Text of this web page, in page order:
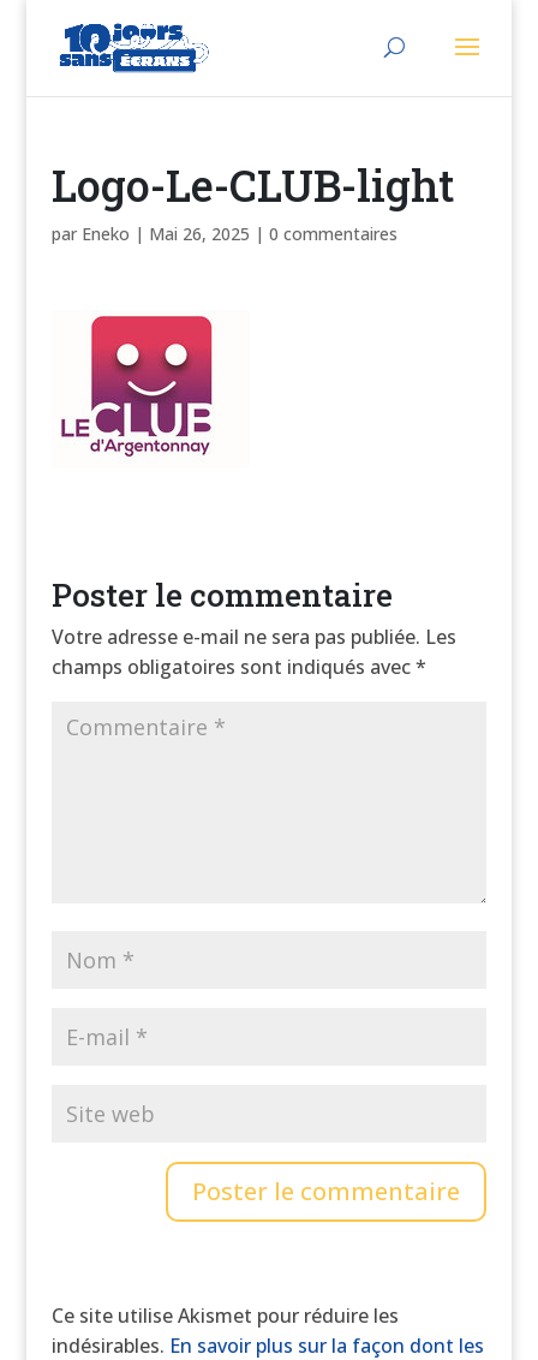
Logo-Le-CLUB-light
par Eneko | Mai 26, 2025 | 0 commentaires
Poster le commentaire
Votre adresse e-mail ne sera pas publiée. Les
champs obligatoires sont indiqués avec*
Ce site utilise Akismet pour réduire les
indésirables. En savoir plus sur la façon dont les